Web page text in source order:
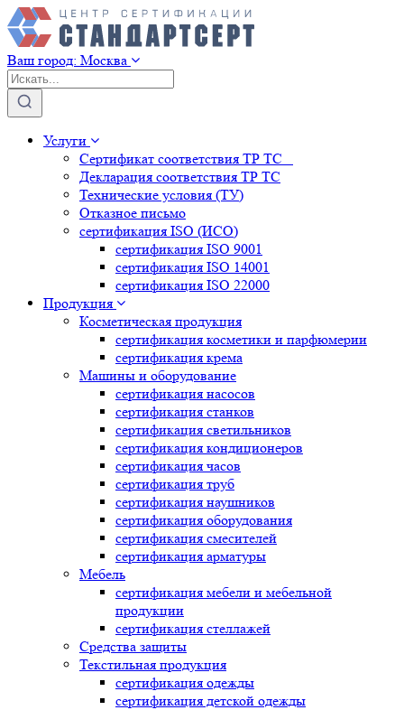
Ваш город: Москва
Услуги
Сертификат соответствия ТР ТС
Декларация соответствия ТР ТС
Технические условия (ТУ)
Отказное письмо
сертификация ISO (ИСО)
сертификация ISO 9001
сертификация ISO 14001
сертификация ISO 22000
Продукция
Косметическая продукция
сертификация косметики и парфюмерии
сертификация крема
Машины и оборудование
сертификация насосов
сертификация станков
сертификация светильников
сертификация кондиционеров
сертификация часов
сертификация труб
сертификация наушников
сертификация оборудования
сертификация смесителей
сертификация арматуры
Мебель
сертификация мебели и мебельной
продукции
сертификация стеллажей
Средства защиты
Текстильная продукция
сертификация одежды
сертификация детской одежды